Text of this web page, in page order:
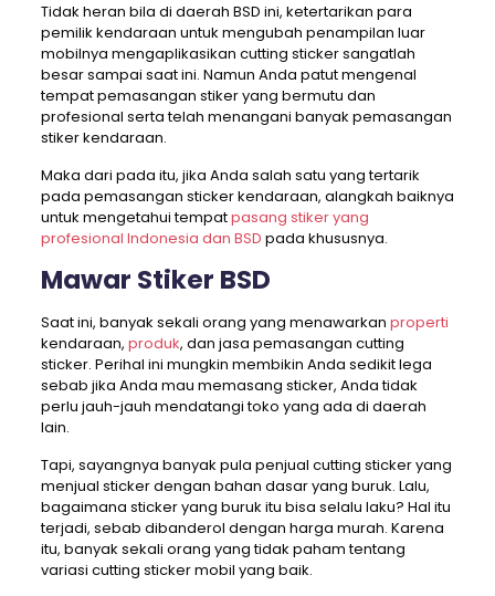
Tidak heran bila di daerah BSD ini, ketertarikan para
pemilik kendaraan untuk mengubah penampilan luar
mobilnya mengaplikasikan cutting sticker sangatlah
besar sampai saat ini. Namun Anda patut mengenal
tempat pemasangan stiker yang bermutu dan
profesional serta telah menangani banyak pemasangan
stiker kendaraan.
Maka dari pada itu, jika Anda salah satu yang tertarik
pada pemasangan sticker kendaraan, alangkah baiknya
untuk mengetahui tempatpasang stiker yang
profesional Indonesia dan BSD pada khususnya.
Mawar Stiker BSD
Saat ini, banyak sekali orang yang menawarkan properti
kendaraan, produk, dan jasa pemasangan cutting
sticker. Perihal ini mungkin membikin Anda sedikit lega
sebab jika Anda mau memasang sticker, Anda tidak
perlu jauh-jauh mendatangi toko yang ada di daerah
lain.
Tapi, sayangnya banyak pula penjual cutting sticker yang
menjual sticker dengan bahan dasar yang buruk. Lalu,
bagaimana sticker yang buruk itu bisa selalu laku? Hal itu
terjadi, sebab dibanderol dengan harga murah. Karena
itu, banyak sekali orang yang tidak paham tentang
variasi cutting sticker mobil yang baik.